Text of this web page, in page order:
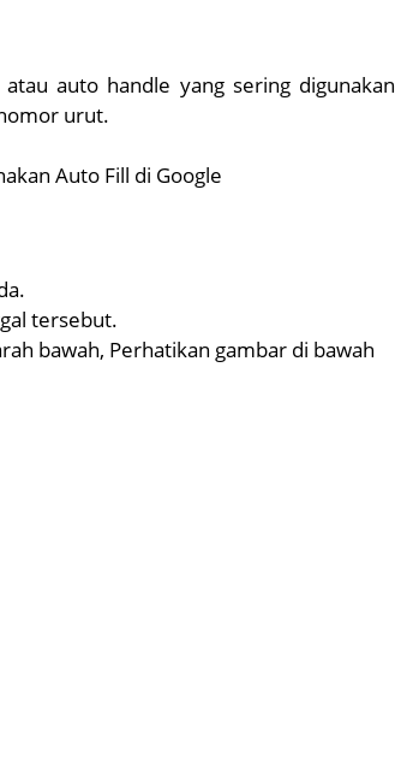
auto handle yang sering digunakan
urut.
Auto Fill di Google
tersebut.
bawah, Perhatikan gambar di bawah